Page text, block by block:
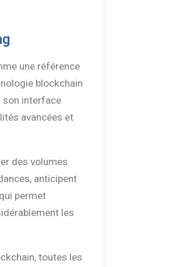
une référence
blockchain
son interface
avancées et
des volumes
anticipent
permet
les
toutes les